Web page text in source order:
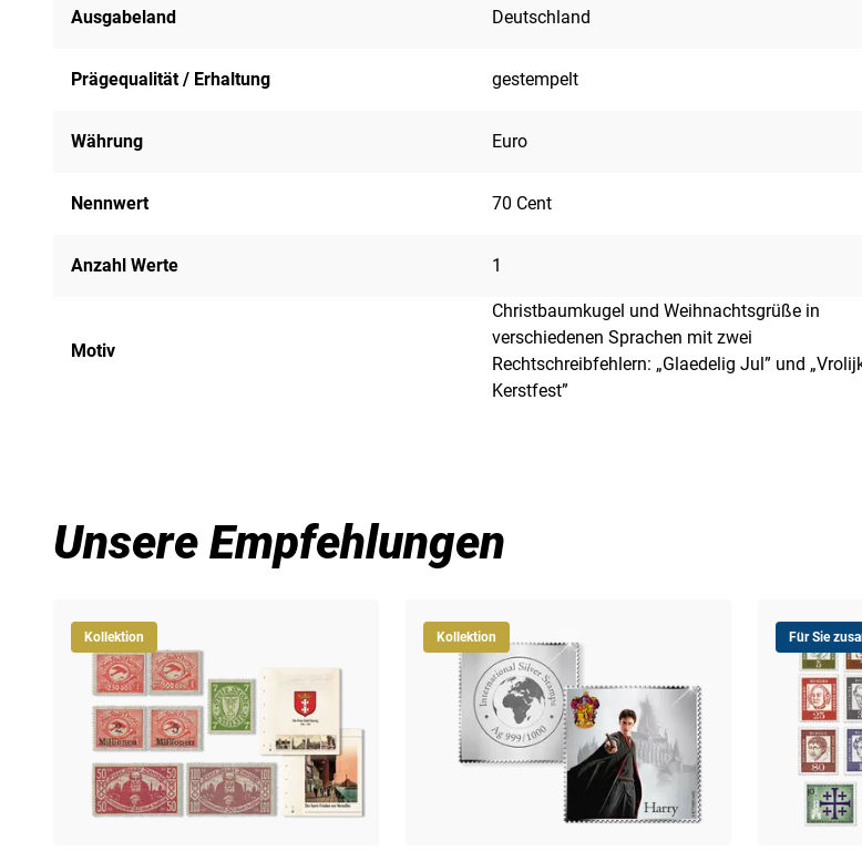
Ausgabeland Deutschland
Prägequalität / Erhaltung gestempelt
Währung Euro
Nennwert 70 Cent
Anzahl Werte 1
Motiv
Christbaumkugel und Weihnachtsgrüße in
verschiedenen Sprachen mit zwei
Rechtschreibfehlern: „Glaedelig Jul” und
Kerstfest”
Unsere Empfehlungen
Kollektion Kollektion Für Sie